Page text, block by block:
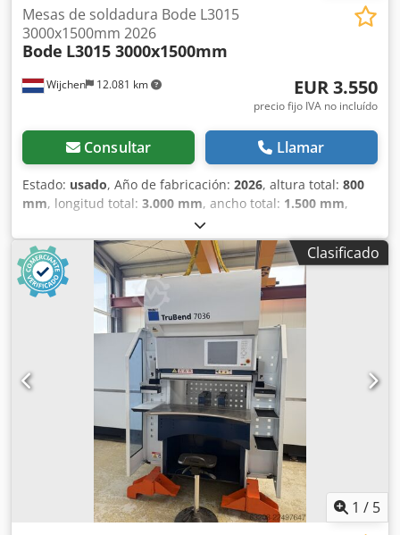
Wijchen 12.081 km
Mesas de soldadura Bode L3015
3000x1500mm 2026
Bode L3015 3000x1500mm
EUR 3.550
precio fijo IVA no incluído
Consultar Llamar
Estado: usado, Año de fabricación: 2026, altura total: 800
mm, longitud total: 3.000 mm, ancho total: 1.500 mm,
Color: Gris El precio indicado no incluye accesorios. - Año
de fabricación: 2026 - Documentación disponible: No -
Certificado CE: No - Modelo: Metal templado Cjdjzry Rdspfx
Agmorf - Longitud de la mesa [mm]: 3000 - Anchura de la
mesa [mm]: 1500 - Grosor de la encimera [mm]: 15 -
Dimensiones de transporte: 3000mm x 1500mm x 800mm
(l x a x h) Información financiera IVA: El precio indicado es
sin IVA IVA/diferencial: Deducción del IVA posible para
empresas Entrega e intercambio posibles en cualquier
momento para todo tipo de bienes industriales Lukas van
Clasificado
1 / 5